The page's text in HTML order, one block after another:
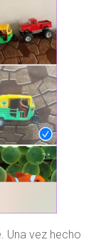
Una vez hecho